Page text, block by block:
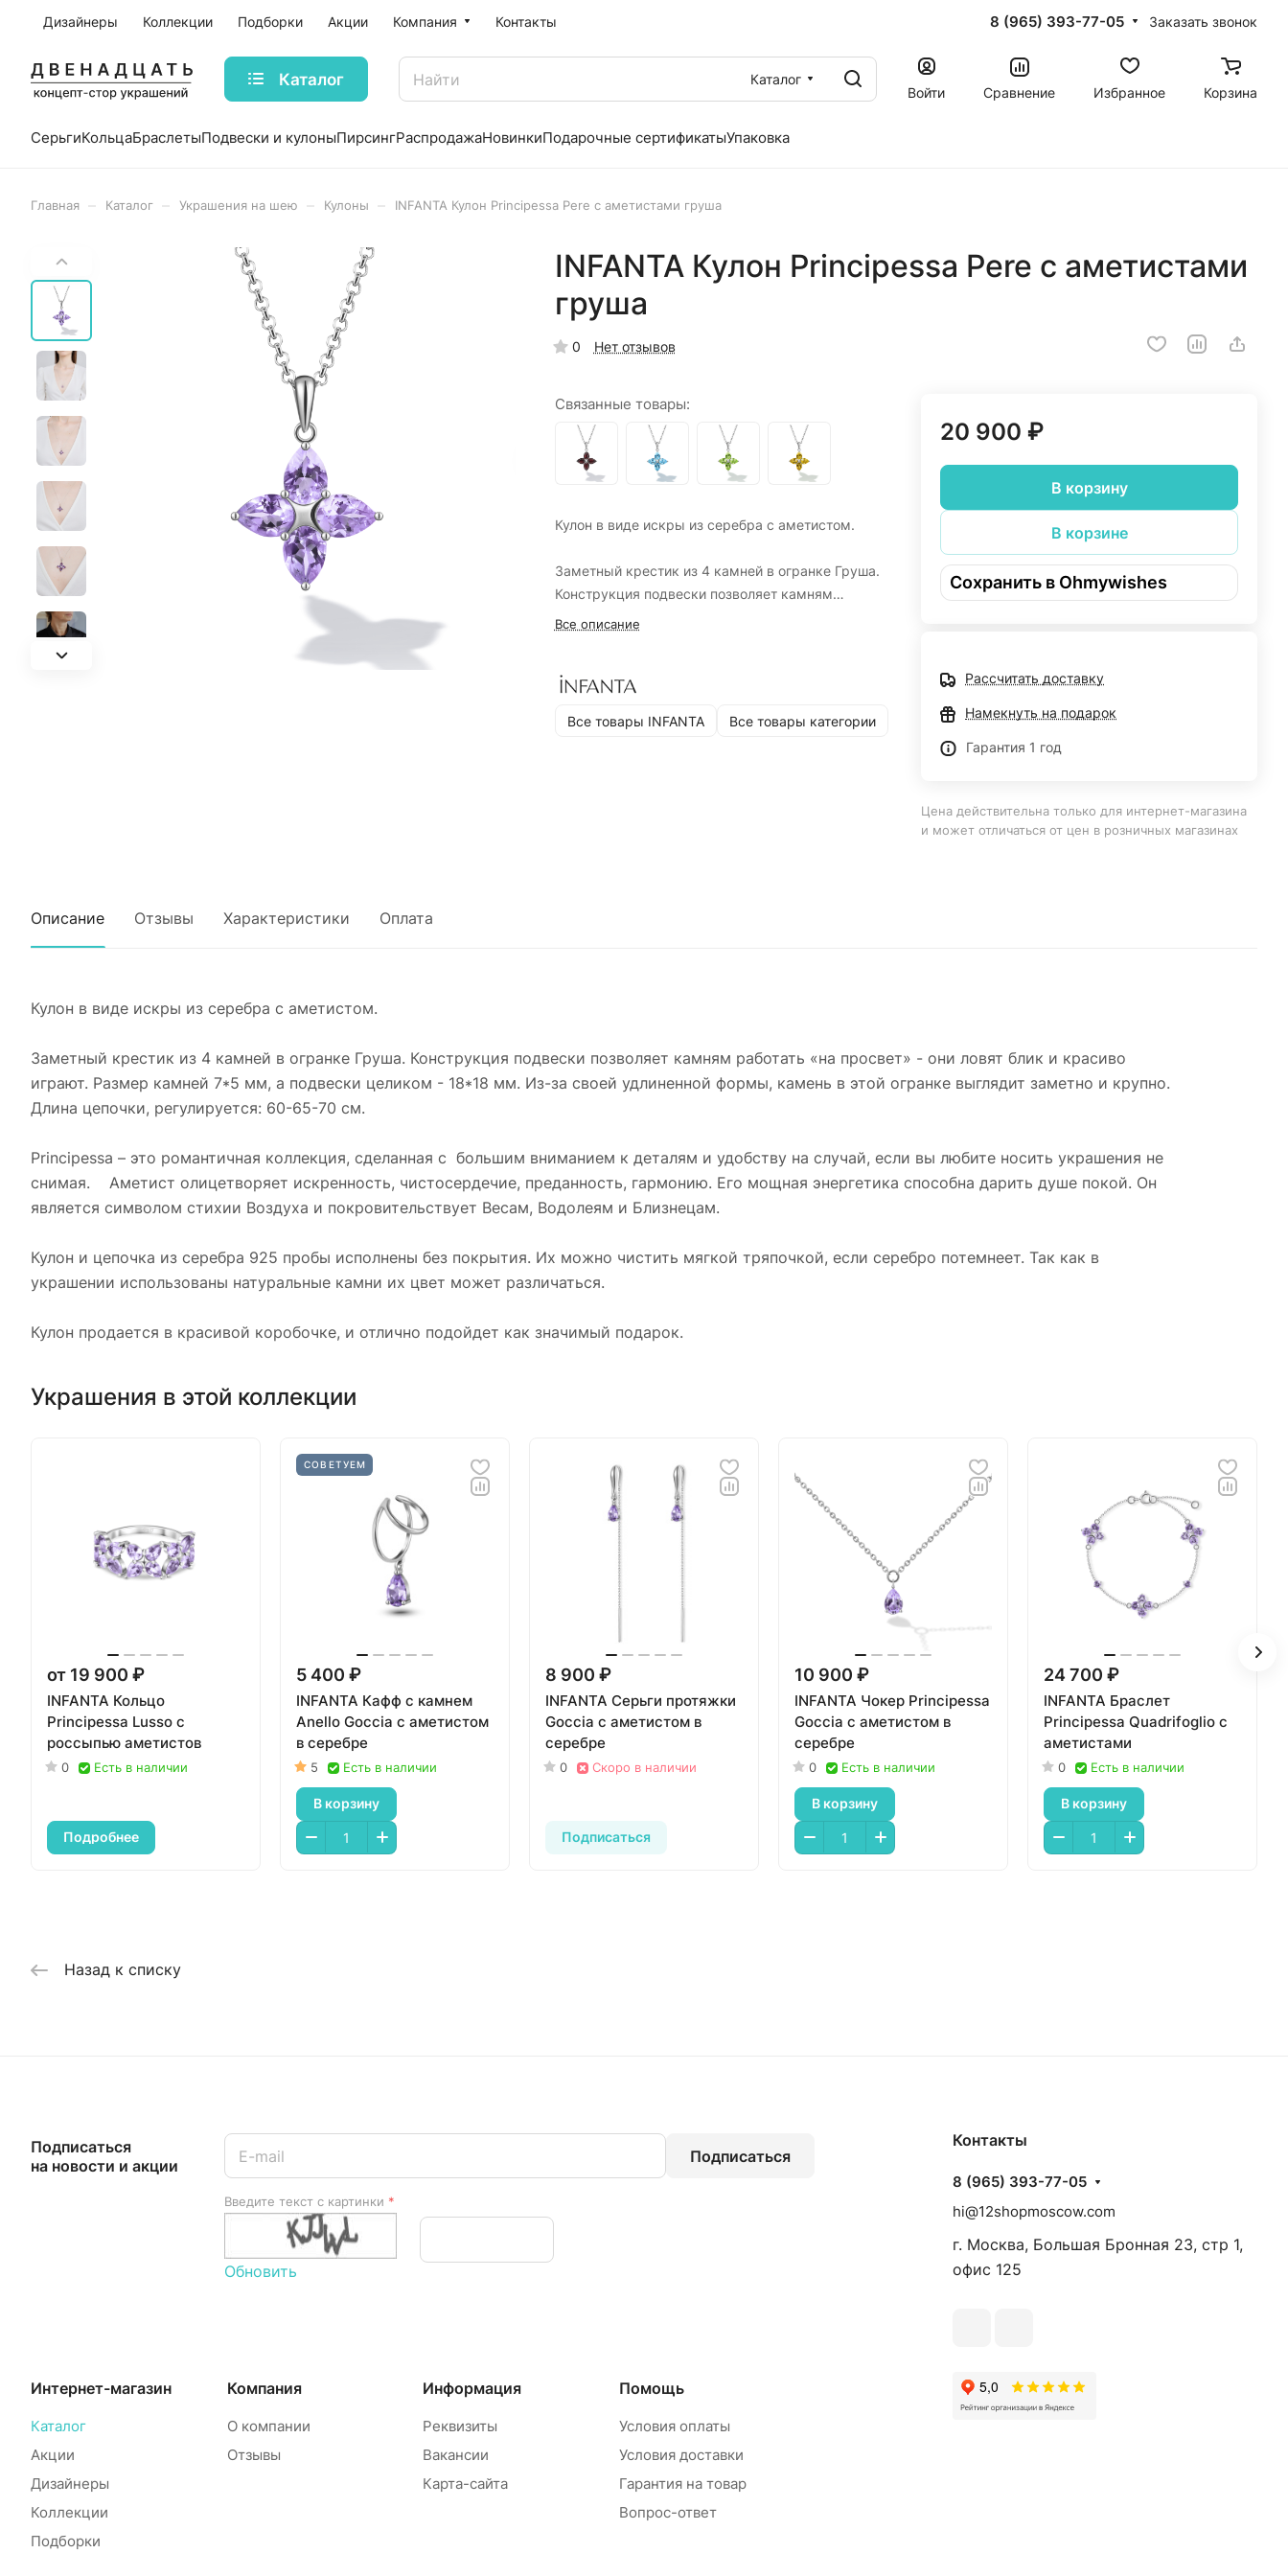
Дизайнеры Коллекции Подборки Акции Компания Контакты 8 (965) 393-77-05 Заказать звонок
Каталог
Каталог
Войти
Сравнение Избранное Корзина
СерьгиКольцаБраслетыПодвески и кулоныПирсингРаспродажаНовинкиПодарочные сертификатыУпаковка
Главная Каталог Украшения на шею Кулоны INFANTA Кулон Principessa Pere с аметистами груша
INFANTA Кулон Principessa Pere с аметистами
груша
0 Нет отзывов
Связанные товары:
Кулон в виде искры из серебра с аметистом.
Заметный крестик из 4 камней в огранке Груша.
Конструкция подвески позволяет камням
работать «на просвет» - они ловят блик и красиво
формы, камень в этой огранке выглядит заметно
см.
тряпочкой, если серебро потемнеет. Так как в
украшении использованы натуральные камни их
подойдет как значимый подарок.
Все описание
Все товары INFANTA Все товары категории
20 900 ₽
В корзину
В корзине
Сохранить в Ohmywishes
Рассчитать доставку
Намекнуть на подарок
Гарантия 1 год
Цена действительна только для интернет-магазина
и может отличаться от цен в розничных магазинах
Описание Отзывы Характеристики Оплата
Кулон в виде искры из серебра с аметистом.
Заметный крестик из 4 камней в огранке Груша. Конструкция подвески позволяет камням работать «на просвет» - они ловят блик и красиво
играют. Размер камней 7*5 мм, а подвески целиком - 18*18 мм. Из-за своей удлиненной формы, камень в этой огранке выглядит заметно и крупно.
Длина цепочки, регулируется: 60-65-70 см.
Principessa – это романтичная коллекция, сделанная с большим вниманием к деталям и удобству на случай, если вы любите носить украшения не
снимая. Аметист олицетворяет искренность, чистосердечие, преданность, гармонию. Его мощная энергетика способна дарить душе покой. Он
является символом стихии Воздуха и покровительствует Весам, Водолеям и Близнецам.
Кулон и цепочка из серебра 925 пробы исполнены без покрытия. Их можно чистить мягкой тряпочкой, если серебро потемнеет. Так как в
украшении использованы натуральные камни их цвет может различаться.
Кулон продается в красивой коробочке, и отлично подойдет как значимый подарок.
Украшения в этой коллекции
от 19 900 ₽
INFANTA Кольцо
Principessa Lusso с
россыпью аметистов
0 Есть в наличии
Подробнее
СОВЕТУЕМ
5 400 ₽
INFANTA Кафф с камнем
Anello Goccia с аметистом
в серебре
5 Есть в наличии
В корзину
8 900 ₽
INFANTA Серьги протяжки
Goccia с аметистом в
серебре
0 Скоро в наличии
Подписаться
10 900 ₽
INFANTA Чокер Principessa
Goccia с аметистом в
серебре
0 Есть в наличии
В корзину
24 700 ₽
INFANTA Браслет
Principessa Quadrifoglio с
аметистами
0 Есть в наличии
В корзину
Назад к списку
Подписаться
на новости и акции
Подписаться
Введите текст с картинки *
Обновить
Интернет-магазин
Каталог
Акции
Дизайнеры
Коллекции
Подборки
Компания
О компании
Отзывы
Информация
Реквизиты
Вакансии
Карта-сайта
Помощь
Условия оплаты
Условия доставки
Гарантия на товар
Вопрос-ответ
Контакты
8 (965) 393-77-05
hi@12shopmoscow.com
г. Москва, Большая Бронная 23, стр 1,
офис 125